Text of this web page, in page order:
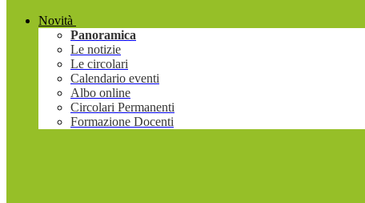
Novità
Panoramica
Le notizie
Le circolari
Calendario eventi
Albo online
Circolari Permanenti
Formazione Docenti